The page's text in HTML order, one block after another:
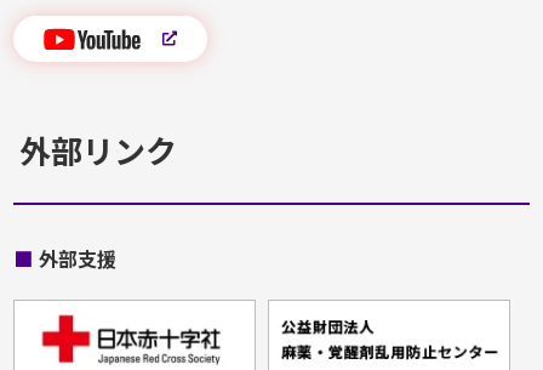
外部リンク
■ 外部支援